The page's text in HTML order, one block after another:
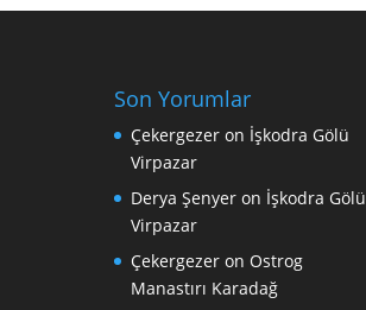
Son Yorumlar
Çekergezeron İşkodra Gölü
Virpazar
Derya Şenyeron İşkodra Gölü
Virpazar
Çekergezeron Ostrog
Manastırı Karadağ